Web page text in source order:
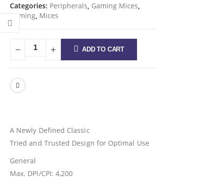
Categories: Peripherals, Gaming Mices,
Gaming, Mices
ADD TO CART
A Newly Defined Classic
Tried and Trusted Design for Optimal Use
General
Max. DPI/CPI: 4,200